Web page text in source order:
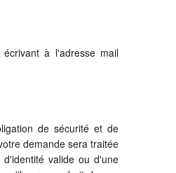
à l'adresse mail
de sécurité et de
demande sera traitée
valide ou d'une